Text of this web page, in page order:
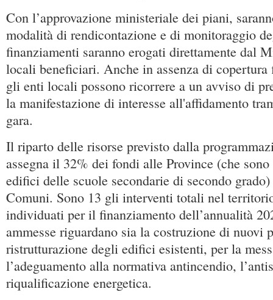
Con l’approvazione ministeriale dei piani,
modalità di rendicontazione e di monitoraggio
finanziamenti saranno erogati direttamente dal
locali beneficiari. Anche in assenza di
gli enti locali possono ricorrere a un avviso di
la manifestazione di interesse all'affidamento
gara.
Il riparto delle risorse previsto dalla
assegna il 32% dei fondi alle Province (che
edifici delle scuole secondarie di secondo
Comuni. Sono 13 gli interventi totali nel
individuati per il finanziamento dell’annualità
ammesse riguardano sia la costruzione di nuovi
ristrutturazione degli edifici esistenti, per la
l’adeguamento alla normativa antincendio,
riqualificazione energetica.